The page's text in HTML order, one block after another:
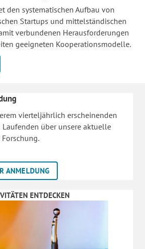
den systematischen Aufbau von
Startups und mittelständischen
verbundenen Herausforderungen
geeigneten Kooperationsmodelle.
vierteljährlich erscheinenden
über unsere aktuelle
ANMELDUNG
ENTDECKEN